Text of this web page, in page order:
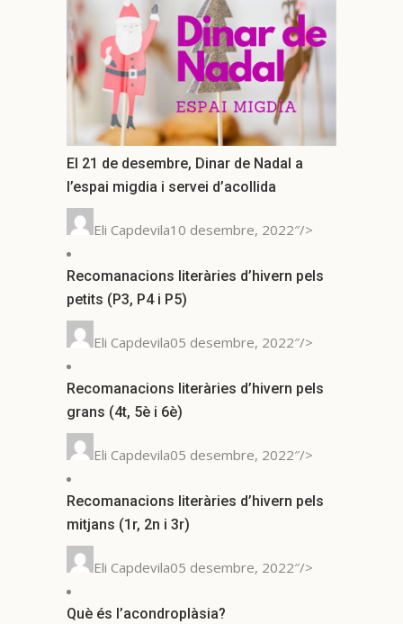
El 21 de desembre, Dinar de Nadal a
l’espai migdia i servei d’acollida
Eli Capdevila10 desembre, 2022″/>
Recomanacions literàries d’hivern pels
petits (P3, P4 i P5)
Eli Capdevila05 desembre, 2022″/>
Recomanacions literàries d’hivern pels
grans (4t, 5è i 6è)
Eli Capdevila05 desembre, 2022″/>
Recomanacions literàries d’hivern pels
mitjans (1r, 2n i 3r)
Eli Capdevila05 desembre, 2022″/>
Què és l’acondroplàsia?